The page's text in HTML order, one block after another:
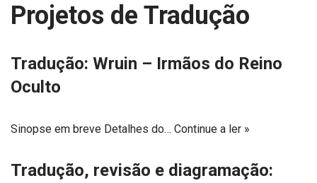
Projetos de Tradução
Tradução: Wruin – Irmãos do Reino
Oculto
Sinopse em breve Detalhes do… Continue a ler »
Tradução, revisão e diagramação: